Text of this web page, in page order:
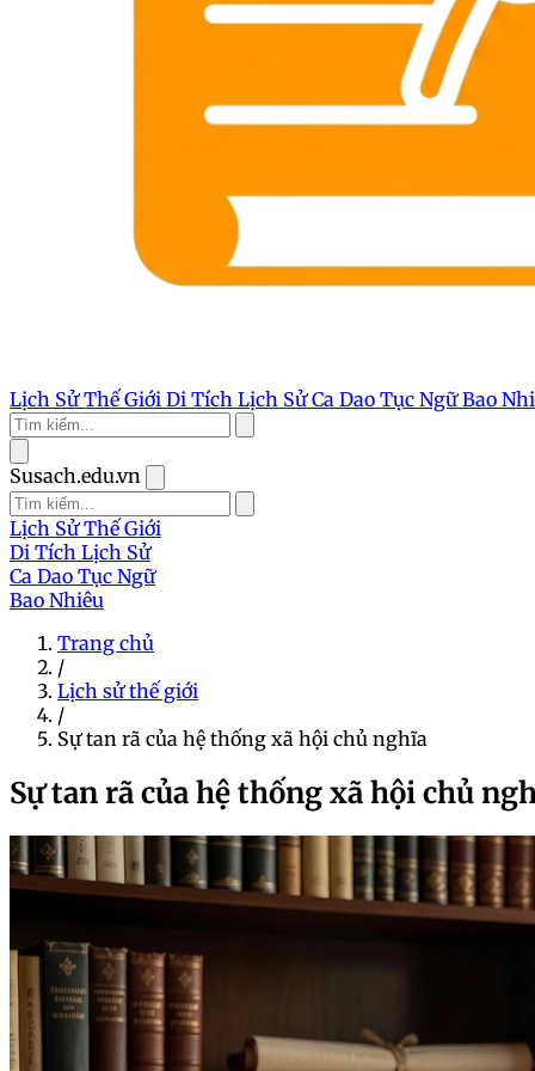
Lịch Sử Thế Giới Di Tích Lịch SửCa Dao Tục NgữBao
Susach.edu.vn
Lịch Sử Thế Giới
Di Tích Lịch Sử
Ca Dao Tục Ngữ
Bao Nhiêu
Trang chủ
/
Lịch sử thế giới
/
Sự tan rã của hệ thống xã hội chủ nghĩa
Sự tan rã của hệ thống xã hội chủ